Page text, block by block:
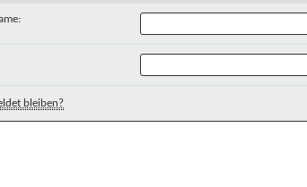
bleiben?